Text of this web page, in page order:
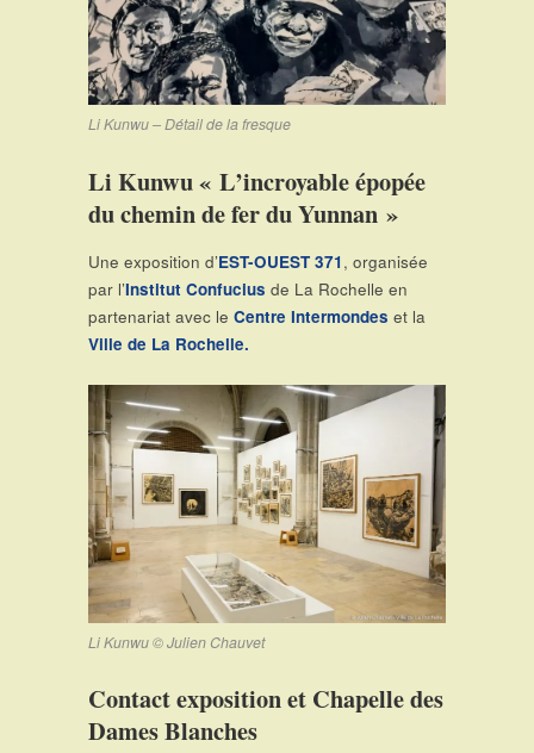
Li Kunwu – Détail de la fresque
Li Kunwu « L’incroyable épopée
du chemin de fer du Yunnan »
Une exposition d’EST-OUEST 371 , organisée
par l’Institut Confucius de La Rochelle en
partenariat avec le Centre Intermondes et la
Ville de La Rochelle.
Li Kunwu © Julien Chauvet
Contact exposition et Chapelle des
Dames Blanches